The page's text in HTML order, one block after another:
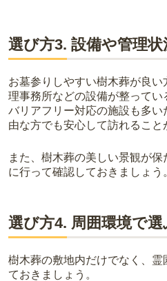
選び方3. 設備や管理
お墓参りしやすい樹木葬が良
理事務所などの設備が整ってい
バリアフリー対応の施設も多
由な方でも安心して訪れること
また、樹木葬の美しい景観が
に行って確認しておきましょう
選び方4. 周囲環境で選
樹木葬の敷地内だけでなく、
ておきましょう。